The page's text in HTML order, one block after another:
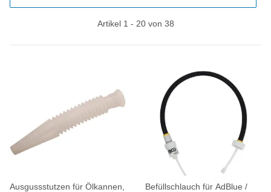
Artikel 1 - 20 von 38
Ausgussstutzen für Ölkannen,
Befüllschlauch für AdBlue /